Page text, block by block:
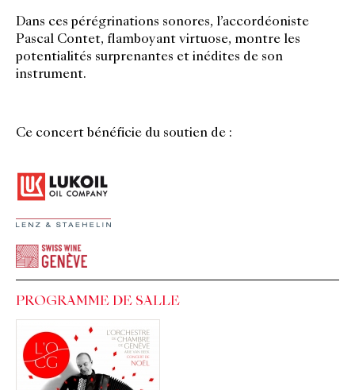
Dans ces pérégrinations sonores, l’accordéoniste
Pascal Contet, flamboyant virtuose, montre les
potentialités surprenantes et inédites de son
instrument.
Ce concert bénéficie du soutien de :
PROGRAMME DE SALLE